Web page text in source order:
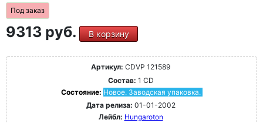
Под заказ
9313 руб. В корзину
Артикул: CDVP 121589
Состав: 1 CD
Состояние: Новое. Заводская упаковка.
Дата релиза: 01-01-2002
Лейбл: Hungaroton